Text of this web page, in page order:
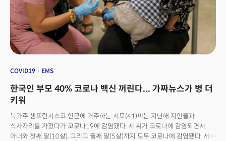
COVID19 EMS
한국인 부모 40% 코로나 백신 꺼린다... 가짜뉴스가 병 더
키워
북가주 샌프란시스코 인근에 거주하는 서모(41)씨는 지난해 지인들과
식사자리를 가졌다가 코로나19에 감염됐다. 서 씨가 코로나에 감염되면서
아내와 첫째 딸(10살), 그리고 둘째 딸(5살)까지 모두 코로나에 감염됐다. 서